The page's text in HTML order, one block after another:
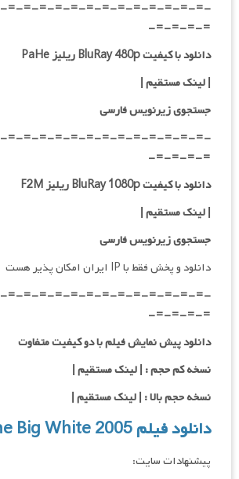
=-=-=-=-=-=-=-=-=-=-=-=-=-
=-=-=-=-
دانلود با کیفیت BluRay 480p ریلیز PaHe
| لینک مستقیم|
جستجوی زیرنویس فارسی
=-=-=-=-=-=-=-=-=-=-=-=-=-
=-=-=-=-
دانلود با کیفیت BluRay 1080p ریلیز F2M
| لینک مستقیم|
جستجوی زیرنویس فارسی
دانلود و پخش فقط با IP ایران امکان پذیر هست
=-=-=-=-=-=-=-=-=-=-=-=-=-
=-=-=-=-
دانلود پیش نمایش فیلم با دو کیفیت متفاوت
نسخه کم حجم : | لینک مستقیم |
نسخه حجم بالا : | لینک مستقیم |
دانلود فیلم The Big White 2005
پیشنهادات سایت: